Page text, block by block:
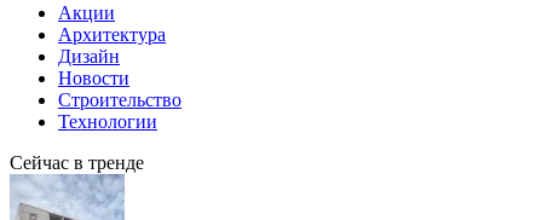
Акции
Архитектура
Дизайн
Новости
Строительство
Технологии
Сейчас в тренде